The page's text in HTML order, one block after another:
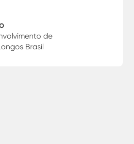
Sustentabilidade Tegra